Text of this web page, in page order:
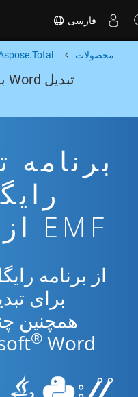
فارسی
محصولات
برنامه
EMF از طریق Net
همچنین
® Word استفاده کنید.